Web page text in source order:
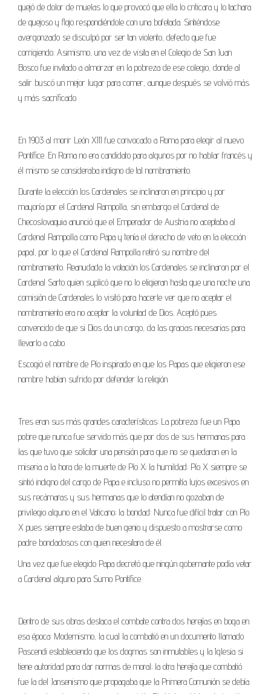
quejó de dolor de muelas lo que provocó que ella lo criticara y lo tachara
de quejoso y flojo respondiéndole con una bofetada. Sintiéndose
avergonzado se disculpó por ser tan violento, defecto que fue
corrigiendo. Asimismo, una vez de visita en el Colegio de San Juan
Bosco fue invitado a almorzar en la pobreza de ese colegio, donde al
salir buscó un mejor lugar para comer, aunque después se volvió más
y más sacrificado.
En 1903 al morir León XIII fue convocado a Roma para elegir al nuevo
Pontífice. En Roma no era candidato para algunos por no hablar francés y
él mismo se consideraba indigno de tal nombramiento.
Durante la elección los Cardenales se inclinaron en principio y por
mayoría por el Cardenal Rampolla, sin embargo el Cardenal de
Checoslovaquia anunció que el Emperador de Austria no aceptaba al
Cardenal Rampolla como Papa y tenía el derecho de veto en la elección
papal, por lo que el Cardenal Rampolla retiró su nombre del
nombramiento. Reanudada la votación los Cardenales se inclinaron por el
Cardenal Sarto quien suplicó que no lo eligieran hasta que una noche una
comisión de Cardenales lo visitó para hacerle ver que no aceptar el
nombramiento era no aceptar la voluntad de Dios. Aceptó pues
convencido de que si Dios da un cargo, da las gracias necesarias para
llevarlo a cabo.
Escogió el nombre de Pío inspirado en que los Papas que eligieron ese
nombre habían sufrido por defender la religión.
Tres eran sus más grandes características: La pobreza: fue un Papa
pobre que nunca fue servido más que por dos de sus hermanas para
las que tuvo que solicitar una pensión para que no se quedaran en la
miseria a la hora de la muerte de Pío X; la humildad: Pío X siempre se
sintió indigno del cargo de Papa e incluso no permitía lujos excesivos en
sus recámaras y sus hermanas que lo atendían no gozaban de
privilegio alguno en el Vaticano; la bondad: Nunca fue difícil tratar con Pío
X pues siempre estaba de buen genio y dispuesto a mostrarse como
padre bondadosos con quien necesitara de él.
Una vez que fue elegido Papa decretó que ningún gobernante podía vetar
a Cardenal alguno para Sumo Pontífice.
Dentro de sus obras destaca el combate contra dos herejías en boga en
esa época: Modernismo, la cual la combatió en un documento llamado
Pascendi estableciendo que los dogmas son inmutables y la Iglesia si
tiene autoridad para dar normas de moral; la otra herejía que combatió
fue la del Jansenismo que propagaba que la Primera Comunión se debía